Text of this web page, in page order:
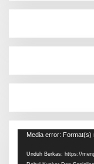
Pemutar
Media error:
Unduh Berkas: https://